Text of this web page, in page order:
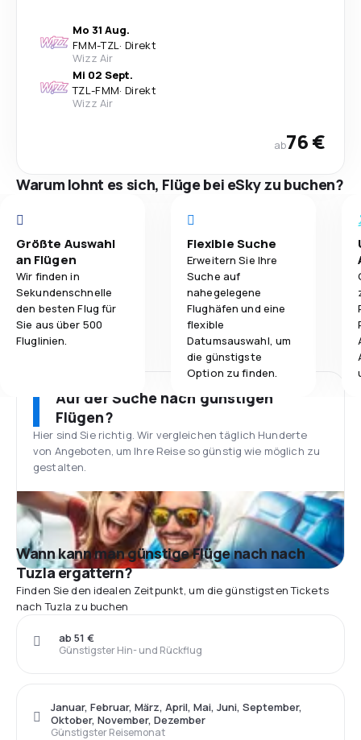
Mo 31 Aug.
FMM-TZL· Direkt
Wizz Air
Mi 02 Sept.
TZL-FMM· Direkt
Wizz Air
ab76 €
Warum lohnt es sich, Flüge bei eSky zu buchen?
Größte Auswahl
an Flügen
Wir finden in
Sekundenschnelle
den besten Flug für
Sie aus über 500
Fluglinien.
Flexible Suche
Erweitern Sie Ihre
Suche auf
nahegelegene
Flughäfen und eine
flexible
Datumsauswahl, um
die günstigste
Option zu finden.
Auf der Suche nach günstigen
Flügen?
Hier sind Sie richtig. Wir vergleichen täglich Hunderte
von Angeboten, um Ihre Reise so günstig wie möglich zu
gestalten.
Wann kann man günstige Flüge nach nach
Tuzla ergattern?
Finden Sie den idealen Zeitpunkt, um die günstigsten Tickets
nach Tuzla zu buchen
Günstigster Hin- und Rückflug
ab 51 €
Günstigster Reisemonat
Januar, Februar, März, April, Mai, Juni, September,
Oktober, November, Dezember